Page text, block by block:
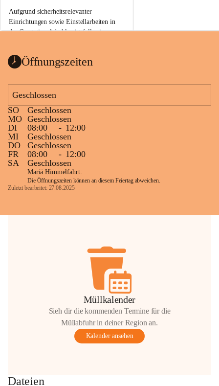
Aufgrund sicherheitsrelevanter
Einrichtungen sowie Einstellarbeiten in
der Gasstation Aderklaa ist fallweise
kommenden Tagen und Wochen wird
sein.
Die OMV Austria ist bemüht, für die
Bevölkerung ungewohnte, jedoch
technisch notwendige Betriebszustände so
kurz wie möglich zu halten.
Wir bitten daher die umliegende
Bevölkerung um Verständnis.
Glück Auf!
GmbH
anrainer-service@omv.com
Bei Fragen, Anliegen oder Beschwerden.
Wartungsarbeiten
Öffnungszeiten
Geschlossen
SO
Geschlossen
MO Geschlossen
DI
08:00 - 12:00
MI
Geschlossen
DO
Geschlossen
FR
08:00 - 12:00
SA
Geschlossen
Mariä Himmelfahrt:
Die Öffnungszeiten können an diesem Feiertag abweichen.
Zuletzt bearbeitet: 27.08.2025
Müllkalender
Sieh dir die kommenden Termine für die
Müllabfuhr in deiner Region an.
Kalender ansehen
Dateien